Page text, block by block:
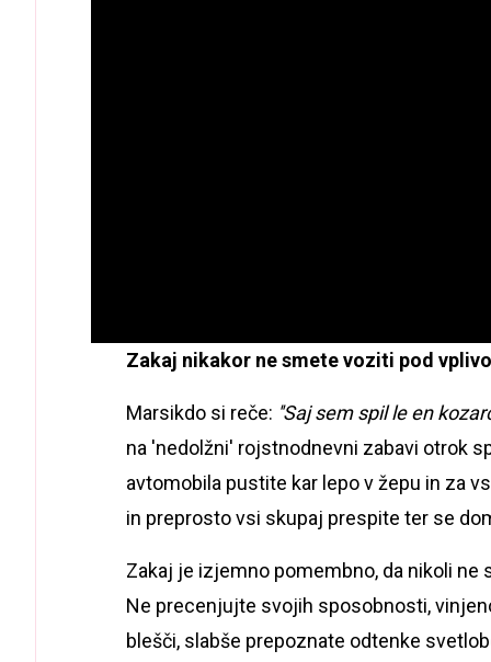
Zakaj nikakor ne smete voziti pod
Marsikdo si reče: ''Saj sem spil le en
na 'nedolžni' rojstnodnevni zabavi otrok
avtomobila pustite kar lepo v žepu in za
in preprosto vsi skupaj prespite ter se
Zakaj je izjemno pomembno, da nikoli ne
Ne precenjujte svojih sposobnosti,
blešči, slabše prepoznate odtenke